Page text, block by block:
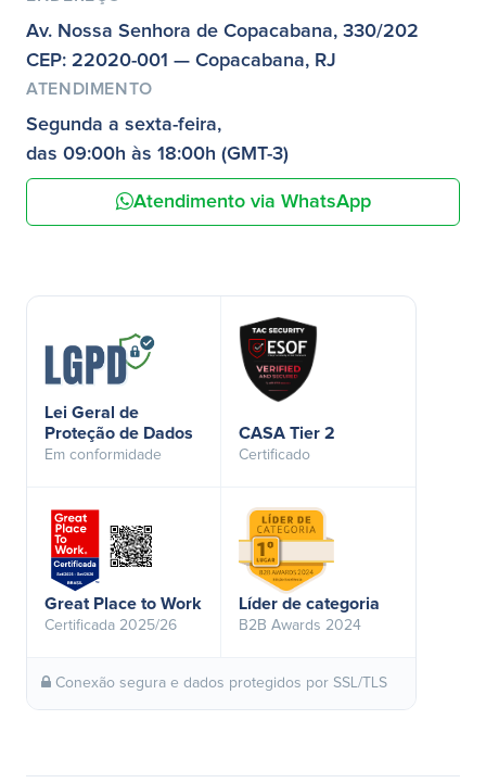
Av. Nossa Senhora de Copacabana, 330/202
CEP: 22020-001 — Copacabana, RJ
ATENDIMENTO
Segunda a sexta-feira,
das 09:00h às 18:00h (GMT-3)
Atendimento via WhatsApp
Lei Geral de
Proteção de Dados
Em conformidade
CASA Tier 2
Certificado
Great Place to Work
Certificada 2025/26
Líder de categoria
B2B Awards 2024
Conexão segura e dados protegidos por SSL/TLS